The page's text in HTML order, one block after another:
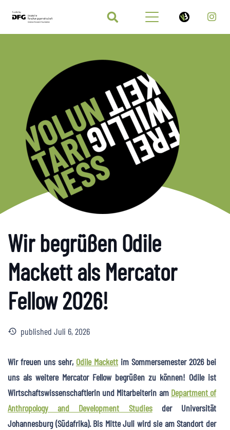
Wir begrüßen Odile
Mackett als Mercator
Fellow 2026!
history publishedJuli 6, 2026
Wir freuen uns sehr, Odile Mackett im Sommersemester 2026 bei
uns als weitere Mercator Fellow begrüßen zu können! Odile ist
Wirtschaftswissenschaftlerin und Mitarbeiterin am Department of
Anthropology and Development Studiesder Universität
Johannesburg (Südafrika). Bis Mitte Juli wird sie am Standort der